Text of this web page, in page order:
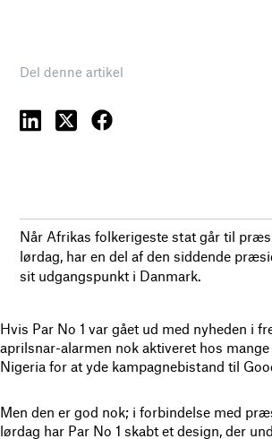
Del denne artikel
Når Afrikas folkerigeste stat går til
lørdag, har en del af den siddende
sit udgangspunkt i Danmark.
Hvis Par No 1 var gået ud med nyheden i
aprilsnar-alarmen nok aktiveret hos
Nigeria for at yde kampagnebistand til
Men den er god nok; i forbindelse med
lørdag har Par No 1 skabt et design, der